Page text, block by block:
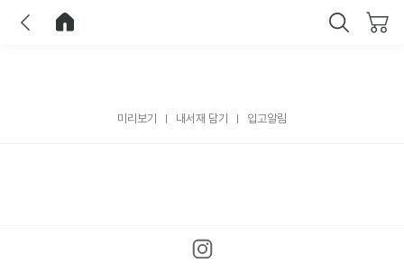
미리보기 내서재 담기 입고알림